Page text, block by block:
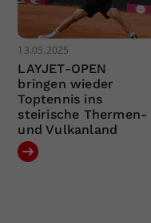
13.05.2025
LAYJET-OPEN
bringen wieder
Toptennis ins
steirische Thermen-
und Vulkanland